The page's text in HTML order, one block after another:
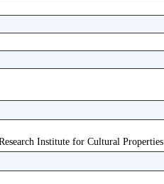
Institute for Cultural Properties